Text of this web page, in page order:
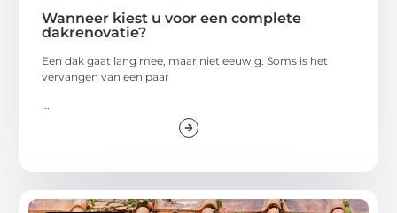
Wanneer kiest u voor een complete
dakrenovatie?
Een dak gaat lang mee, maar niet eeuwig. Soms is het
vervangen van een paar
...